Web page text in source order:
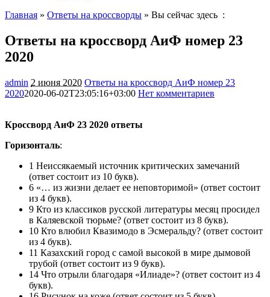
Главная » Ответы на кроссворды » Вы сейчас здесь :
Ответы на кроссворд АиФ номер 23
2020
admin 2 июня 2020 Ответы на кроссворд АиФ номер 23
20202020-06-02T23:05:16+03:00 Нет комментариев
Кроссворд АиФ 23 2020 ответы
Горизонталь:
1 Неиссякаемый источник критических замечаний
(ответ состоит из 10 букв).
6 «… из жизни делает ее неповторимой» (ответ состоит
из 4 букв).
9 Кто из классиков русской литературы месяц просидел
в Каляевской тюрьме? (ответ состоит из 8 букв).
10 Кто влюбил Квазимодо в Эсмеральду? (ответ состоит
из 4 букв).
11 Казахский город с самой высокой в мире дымовой
трубой (ответ состоит из 9 букв).
14 Что отрыли благодаря «Илиаде»? (ответ состоит из 4
букв).